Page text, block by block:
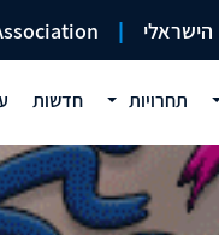
הישראלי |
תחרויות חדשות